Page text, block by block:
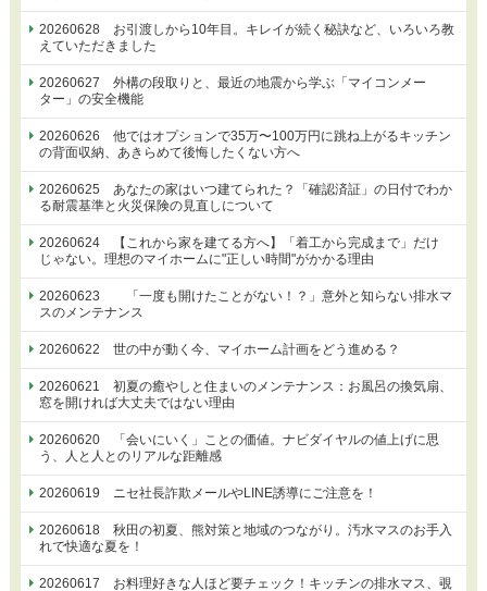
20260628 お引渡しから10年目。キレイが続く秘訣など、いろいろ教
えていただきました
20260627 外構の段取りと、最近の地震から学ぶ「マイコンメー
ター」の安全機能
20260626 他ではオプションで35万〜100万円に跳ね上がるキッチン
の背面収納、あきらめて後悔したくない方へ
20260625 あなたの家はいつ建てられた？「確認済証」の日付でわか
る耐震基準と火災保険の見直しについて
20260624 【これから家を建てる方へ】「着工から完成まで」だけ
じゃない。理想のマイホームに"正しい時間"がかかる理由
20260623 「一度も開けたことがない！？」意外と知らない排水マ
スのメンテナンス
20260622 世の中が動く今、マイホーム計画をどう進める？
20260621 初夏の癒やしと住まいのメンテナンス：お風呂の換気扇、
窓を開ければ大丈夫ではない理由
20260620 「会いにいく」ことの価値。ナビダイヤルの値上げに思
う、人と人とのリアルな距離感
20260619 ニセ社長詐欺メールやLINE誘導にご注意を！
20260618 秋田の初夏、熊対策と地域のつながり。汚水マスのお手入
れで快適な夏を！
20260617 お料理好きな人ほど要チェック！キッチンの排水マス、覗